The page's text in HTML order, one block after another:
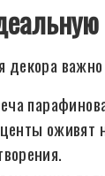
оживят